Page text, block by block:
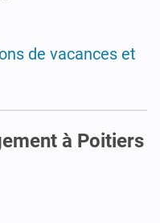
de vacances et
à Poitiers